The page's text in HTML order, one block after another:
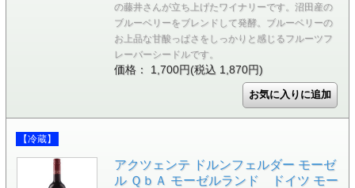
の藤井さんが立ち上げたワイナリーです。沼田産の
ブルーベリーをブレンドして発酵。ブルーベリーの
お上品な甘酸っぱさをしっかりと感じるフルーツフ
レーバーシードルです。
価格： 1,700円(税込 1,870円)
【冷蔵】
アクツェンテ ドルンフェルダー モーゼ
ル ＱｂＡ モーゼルランド ドイツ モー